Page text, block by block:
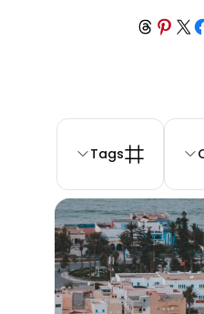
Share on Share on X
Share on Pinterest
Share on Threads
Tags